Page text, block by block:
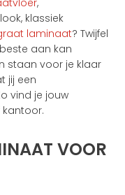
,
klassiek
laminaat? Twijfel
aan kan
staan voor je klaar
jij een
vind je jouw
VOOR